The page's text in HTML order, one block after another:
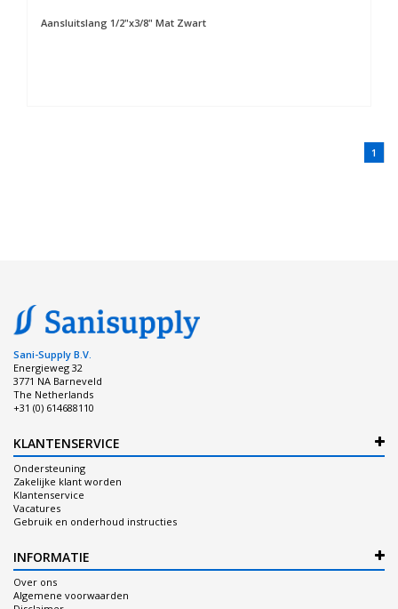
Aansluitslang 1/2"x3/8" Mat Zwart
1
Sani-Supply B.V.
Energieweg 32
3771 NA Barneveld
The Netherlands
+31 (0) 614688110
KLANTENSERVICE
Ondersteuning
Zakelijke klant worden
Klantenservice
Vacatures
Gebruik en onderhoud instructies
INFORMATIE
Over ons
Algemene voorwaarden